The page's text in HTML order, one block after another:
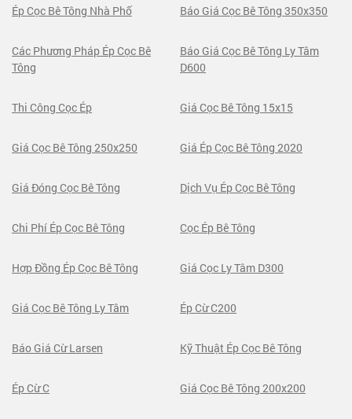
Ép Cọc Bê Tông Nhà Phố Báo Giá Cọc Bê Tông 350x350
Các Phương Pháp Ép Cọc Bê
Tông
Báo Giá Cọc Bê Tông Ly Tâm
D600
Thi Công Cọc Ép Giá Cọc Bê Tông 15x15
Giá Cọc Bê Tông 250x250 Giá Ép Cọc Bê Tông 2020
Giá Đóng Cọc Bê Tông Dịch Vụ Ép Cọc Bê Tông
Chi Phí Ép Cọc Bê Tông Cọc Ép Bê Tông
Hợp Đồng Ép Cọc Bê Tông Giá Cọc Ly Tâm D300
Giá Cọc Bê Tông Ly Tâm Ép Cừ C200
Báo Giá Cừ Larsen Kỹ Thuật Ép Cọc Bê Tông
Ép Cừ C Giá Cọc Bê Tông 200x200